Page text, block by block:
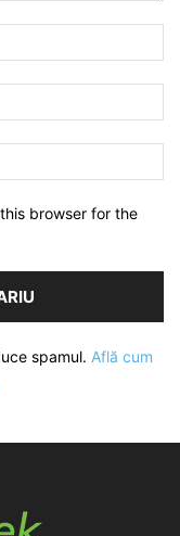
browser for the
spamul. Află cum